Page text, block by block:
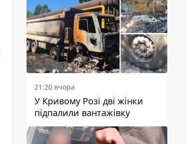
21:20 вчора
У Кривому Розі дві жінки
підпалили вантажівку